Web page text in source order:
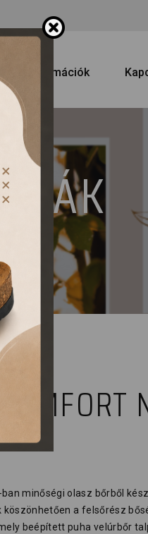
információk
minőségi olasz bőrből
a felsőrész
beépített puha velúrbőr